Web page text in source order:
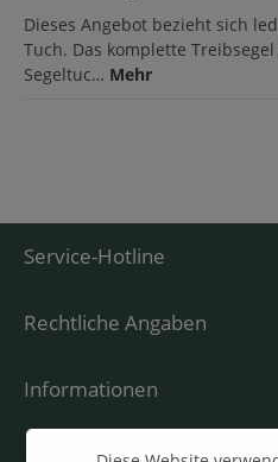
Dieses Angebot bezieht sich
Tuch. Das komplette
Segeltuc… Mehr
Service-Hotline
Rechtliche Angaben
Informationen